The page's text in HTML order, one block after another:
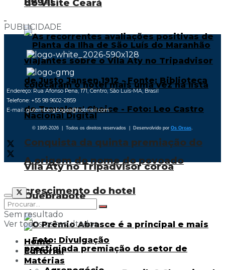
do Visite Ceará
Conquista da quinta premiação do
Vila Aty no Tripadvisor coroa
crescimento do hotel
A origem do nome do povoado
Quebrapote
PUBLICIDADE
Endereço: Rua Afonso Pena, 171, Centro, São Luís-MA, Brasil
Telefone: +55 98 9602-2859
E-mail: gutembergbogea@hotmail.com
© 1995-2026 | Todos os direitos reservados | Desenvolvido por Os Orcas
Sem resultado
Ver todos os resultados
Home
Editorial
Matérias